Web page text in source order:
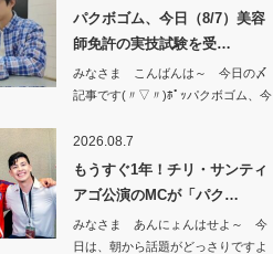
パクボゴム、今日（8/7）美容
師免許の実技試験を受…
みなさま こんばんは～ 今日の〆
記事です(〃▽〃)ﾎﾟｯパクボゴム、今
2026.08.7
もうすぐ1年！チリ・サンティ
アゴ公演のMCが「パク…
みなさま あんにょんはせよ～ 今
日は、朝から話題がどっさりですよ